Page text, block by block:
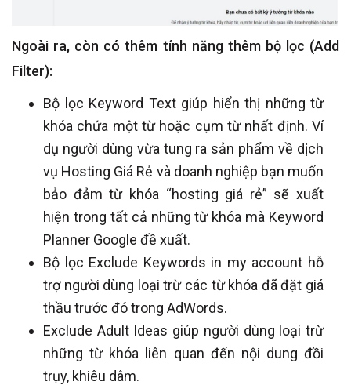
Ngoài ra, còn có thêm tính năng thêm bộ lọc (Add
Filter):
Bộ lọc Keyword Text giúp hiển thị những từ
khóa chứa một từ hoặc cụm từ nhất định. Ví
dụ người dùng vừa tung ra sản phẩm về dịch
vụ Hosting Giá Rẻ và doanh nghiệp bạn muốn
bảo đảm từ khóa “hosting giá rẻ” sẽ xuất
hiện trong tất cả những từ khóa mà Keyword
Planner Google đề xuất.
Bộ lọc Exclude Keywords in my account hỗ
trợ người dùng loại trừ các từ khóa đã đặt giá
thầu trước đó trong AdWords.
Exclude Adult Ideas giúp người dùng loại trừ
những từ khóa liên quan đến nội dung đồi
trụy, khiêu dâm.